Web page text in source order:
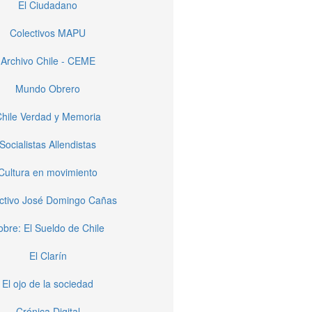
El Ciudadano
Colectivos MAPU
Archivo Chile - CEME
Mundo Obrero
Verdad y Memoria
Socialistas Allendistas
en movimiento
José Domingo Cañas
El Sueldo de Chile
El Clarín
El ojo de la sociedad